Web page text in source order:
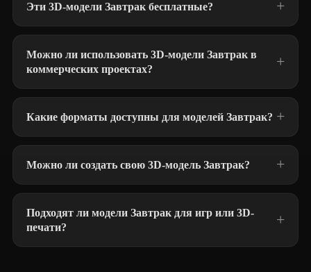
Эти 3D-модели Завтрак бесплатные?
Можно ли использовать 3D-модели Завтрак в
коммерческих проектах?
Какие форматы доступны для моделей Завтрак?
Можно ли создать свою 3D-модель Завтрак?
Подходят ли модели Завтрак для игр или 3D-
печати?